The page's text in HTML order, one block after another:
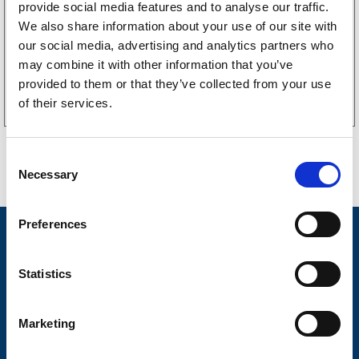
provide social media features and to analyse our traffic.
We also share information about your use of our site with
our social media, advertising and analytics partners who
may combine it with other information that you’ve
provided to them or that they’ve collected from your use
of their services.
Necessary
Preferences
Statistics
Marketing
256kr(205kr eks. mva)
Kjøp på nett
Tilhengermerke
Produkter